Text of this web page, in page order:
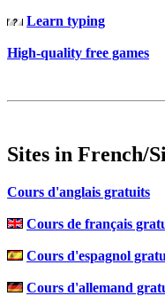
Learn typing
High-quality free games
Sites in French/
Cours d'anglais gratuits
Cours de français
Cours d'espagnol
Cours d'allemand